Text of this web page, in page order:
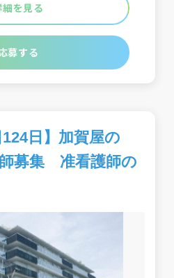
細を見る
募する
124日】加賀屋の
募集 准看護師の